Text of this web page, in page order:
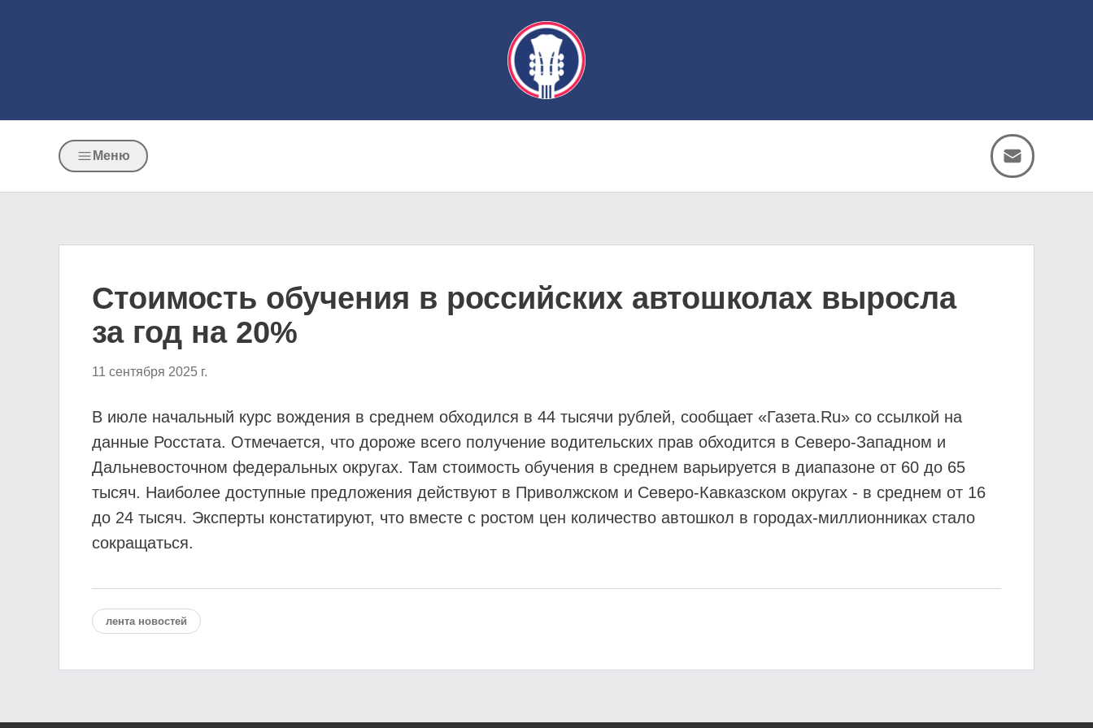
Меню
Стоимость обучения в российских автошколах выросла
за год на 20%
11 сентября 2025 г.
В июле начальный курс вождения в среднем обходился в 44 тысячи рублей, сообщает «Газета.Ru» со ссылкой на
данные Росстата. Отмечается, что дороже всего получение водительских прав обходится в Северо-Западном и
Дальневосточном федеральных округах. Там стоимость обучения в среднем варьируется в диапазоне от 60 до 65
тысяч. Наиболее доступные предложения действуют в Приволжском и Северо-Кавказском округах - в среднем от 16
до 24 тысяч. Эксперты констатируют, что вместе с ростом цен количество автошкол в городах-миллионниках стало
сокращаться.
лента новостей